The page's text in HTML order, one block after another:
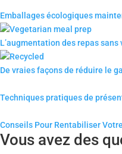
Emballages écologiques
L’augmentation des repas
De vraies façons de réduire le
Techniques pratiques de
Conseils Pour Rentabiliser
Vous avez des